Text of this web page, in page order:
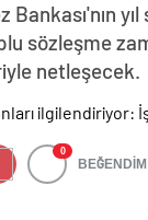
Bankası'nın
sözleşme
netleşecek.
0
BEĞENDİM